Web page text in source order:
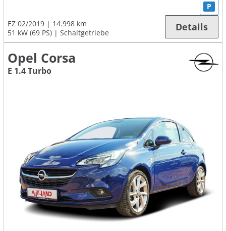
EZ 02/2019
14.998 km
51 kW (69 PS)
Schaltgetriebe
P
Details
Opel Corsa
E 1.4 Turbo